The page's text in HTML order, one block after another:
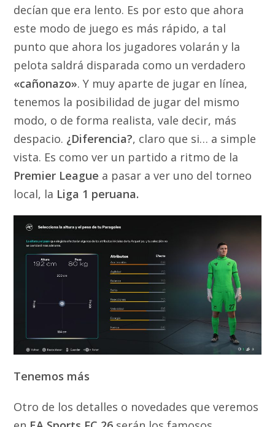
decían que era lento. Es por esto que ahora
este modo de juego es más rápido, a tal
punto que ahora los jugadores volarán y la
pelota saldrá disparada como un verdadero
«cañonazo». Y muy aparte de jugar en línea,
tenemos la posibilidad de jugar del mismo
modo, o de forma realista, vale decir, más
despacio. ¿Diferencia?, claro que si… a simple
vista. Es como ver un partido a ritmo de la
Premier League a pasar a ver uno del torneo
local, la Liga 1 peruana.
Tenemos más
Otro de los detalles o novedades que veremos